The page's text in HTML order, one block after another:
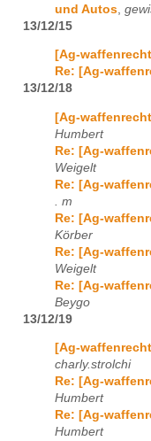
und Autos
13/12/15
[Ag-
Re: [Ag-
13/12/18
[Ag-
Humbert
Re: [Ag-
Weigelt
Re: [Ag-
. m
Re: [Ag-
Körber
Re: [Ag-
Weigelt
Re: [Ag-
Beygo
13/12/19
[Ag-
charly.strolchi
Re: [Ag-
Humbert
Re: [Ag-
Humbert